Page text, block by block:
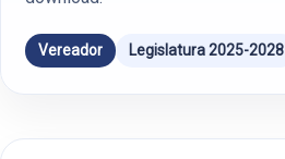
Vereador Legislatura 2025-2028